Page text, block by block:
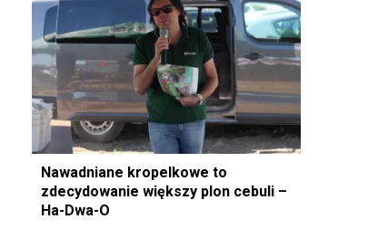
Nawadniane kropelkowe to
zdecydowanie większy plon cebuli –
Ha-Dwa-O